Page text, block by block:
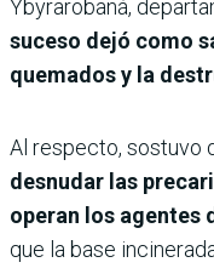
Ybyrarobaná,
suceso dejó como
quemados y la
Al respecto, sostuvo
desnudar las
operan los agentes
que la base